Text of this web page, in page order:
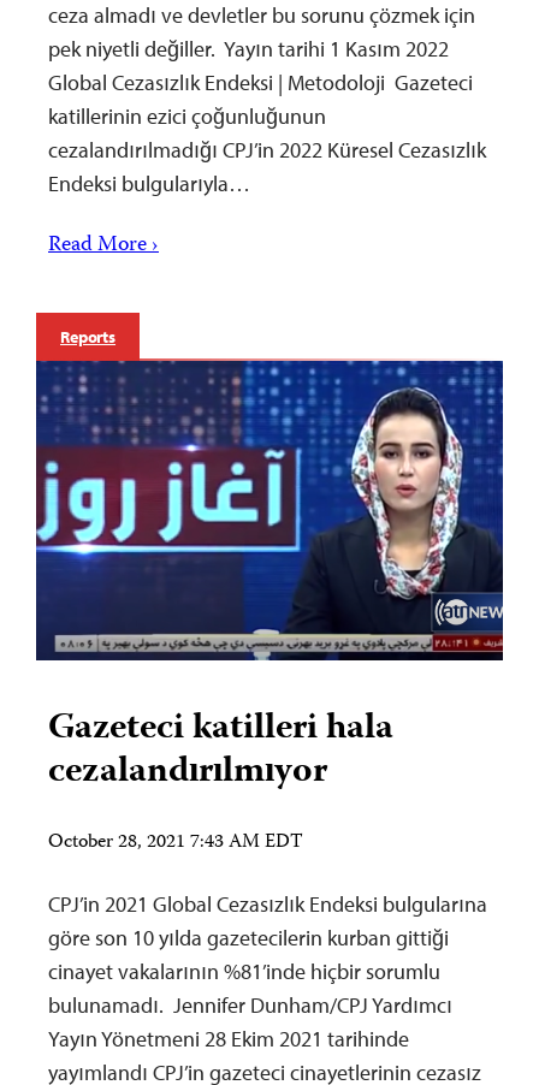
ceza almadı ve devletler bu sorunu çözmek için
pek niyetli değiller. Yayın tarihi 1 Kasım 2022
Global Cezasızlık Endeksi | Metodoloji Gazeteci
katillerinin ezici çoğunluğunun
cezalandırılmadığı CPJ’in 2022 Küresel Cezasızlık
Endeksi bulgularıyla…
Read More ›
Reports
Gazeteci katilleri hala
cezalandırılmıyor
October 28, 2021 7:43 AM EDT
CPJ’in 2021 Global Cezasızlık Endeksi bulgularına
göre son 10 yılda gazetecilerin kurban gittiği
cinayet vakalarının %81’inde hiçbir sorumlu
bulunamadı. Jennifer Dunham/CPJ Yardımcı
Yayın Yönetmeni 28 Ekim 2021 tarihinde
yayımlandı CPJ’in gazeteci cinayetlerinin cezasız